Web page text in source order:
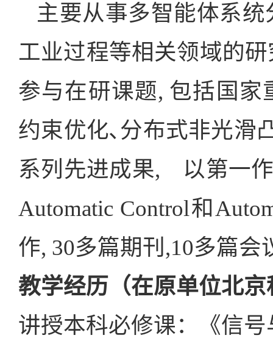
主要从事多智能体系
工业过程等相关领域的
参与在研课题, 包括国
约束优化､分布式非光滑
系列先进成果, 以第一作
Automatic Control和
作, 30多篇期刊,10多篇会
教学经历（在原单位北
讲授本科必修课：《信